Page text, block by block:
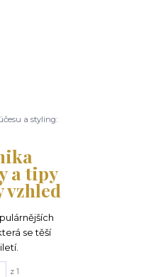
a tipy
vzhled
a styling:
se těší
z 1